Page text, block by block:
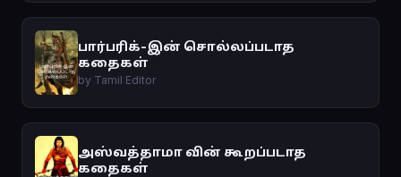
பார்பரிக்-இன் சொல்லப்படாத
கதைகள்
by Tamil Editor
அஸ்வத்தாமா வின் கூறப்படாத
கதைகள்